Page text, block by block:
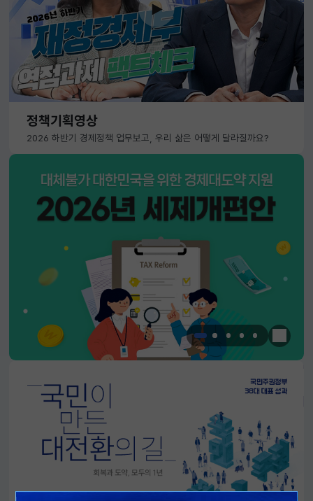
정책기획영상
2026 하반기 경제정책 업무보고, 우리 삶은 어떻게 달라질까요?
한눈에